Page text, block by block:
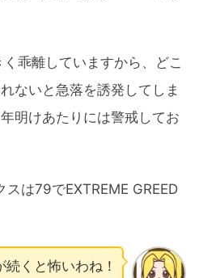
乖離していますから、どこ
ないと急落を誘発してしま
明けあたりには警戒してお
スは79でEXTREME GREED
続くと怖いわね！